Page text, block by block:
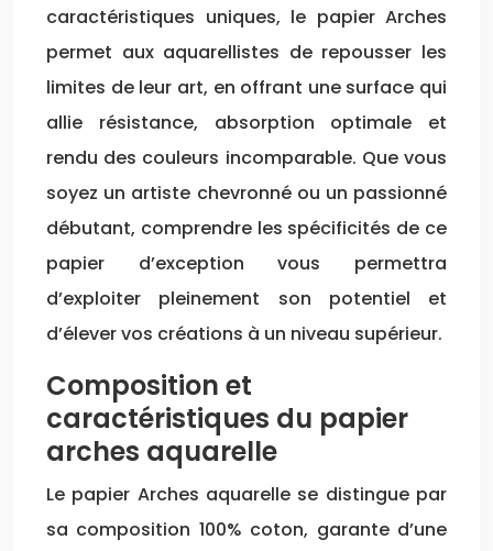
caractéristiques uniques, le papier Arches
permet aux aquarellistes de repousser les
limites de leur art, en offrant une surface qui
allie résistance, absorption optimale et
rendu des couleurs incomparable. Que vous
soyez un artiste chevronné ou un passionné
débutant, comprendre les spécificités de ce
papier d’exception vous permettra
d’exploiter pleinement son potentiel et
d’élever vos créations à un niveau supérieur.
Composition et
caractéristiques du papier
arches aquarelle
Le papier Arches aquarelle se distingue par
sa composition 100% coton, garante d’une